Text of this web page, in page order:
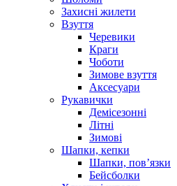
Захисні жилети
Взуття
Черевики
Краги
Чоботи
Зимове взуття
Аксесуари
Рукавички
Демісезонні
Літні
Зимові
Шапки, кепки
Шапки, пов’язки
Бейсболки